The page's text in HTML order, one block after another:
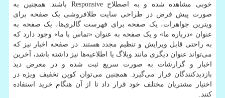
خوبی مشاهده شده و به اصطلاح Responsive باشند. همچنین به
صورت پیش فرض در طراحی سایت طلافروشی یک صفحه برای
ویترین جواهرات، یک صفحه برای فهرست گالری‌ها، یک صفحه به
عنوان «درباره ما» و یک صفحه به عنوان «تماس با ما» وجود دارد که
به راحتی قابل ویرایش و تنظیم مجدد هستند. در صفحه اخبار نیز که
می‌تواند عنوان دیگری مانند وبلاگ یا اطلاعیه‌ها نیز داشته باشد، آخرین
اخبار و گزارشات به صورت سریع ثبت شده و در معرض دید
بازدیدکنندگان قرار می‌گیرد. همچنین می‌توان کوپن تخفیف ویژه در
اختیار مشتریان مختلف خود قرار داد تا از آن هنگام خرید استفاده
کنند.